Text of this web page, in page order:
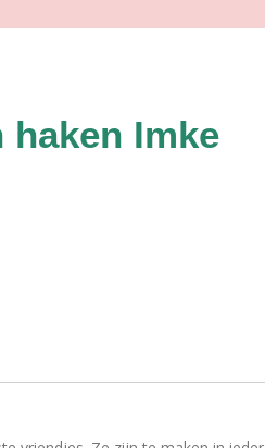
Imke